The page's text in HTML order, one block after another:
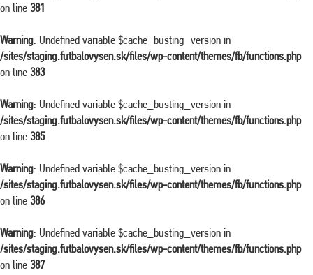
on line 381
Warning: Undefined variable $cache_busting_version in
/sites/staging.futbalovysen.sk/files/wp-content/themes/fb/functions.php
on line 383
Warning: Undefined variable $cache_busting_version in
/sites/staging.futbalovysen.sk/files/wp-content/themes/fb/functions.php
on line 385
Warning: Undefined variable $cache_busting_version in
/sites/staging.futbalovysen.sk/files/wp-content/themes/fb/functions.php
on line 386
Warning: Undefined variable $cache_busting_version in
/sites/staging.futbalovysen.sk/files/wp-content/themes/fb/functions.php
on line 387